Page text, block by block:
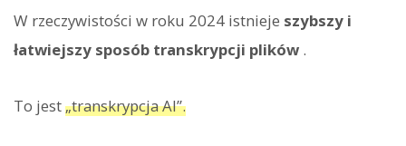
W rzeczywistości w roku 2024 istnieje szybszy i
łatwiejszy sposób transkrypcji plików .
To jest„transkrypcja AI”.